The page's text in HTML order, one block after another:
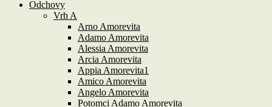
Odchovy
Vrh A
Arno Amorevita
Adamo Amorevita
Alessia Amorevita
Arcia Amorevita
Appia Amorevita1
Amico Amorevita
Angelo Amorevita
Potomci Adamo Amorevita